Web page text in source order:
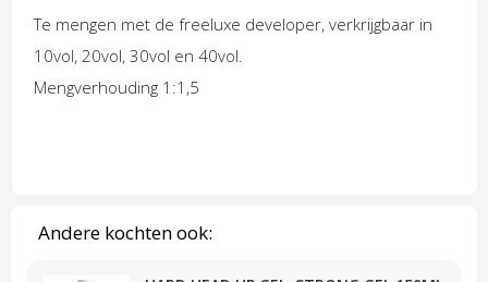
Andere kochten ook:
Te mengen met de freeluxe developer, verkrijgbaar in
10vol, 20vol, 30vol en 40vol.
Mengverhouding 1:1,5